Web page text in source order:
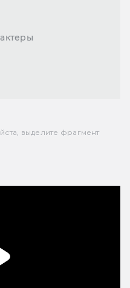
выделите фрагмент